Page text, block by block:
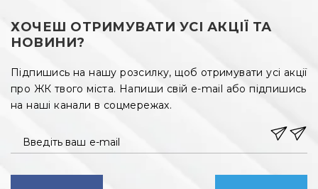
ХОЧЕШ ОТРИМУВАТИ УСІ АКЦІЇ ТА
НОВИНИ?
Підпишись на нашу розсилку, щоб отримувати усі акції
про ЖК твого міста. Напиши свій e-mail або підпишись
на наші канали в соцмережах.
Введіть ваш e-mail